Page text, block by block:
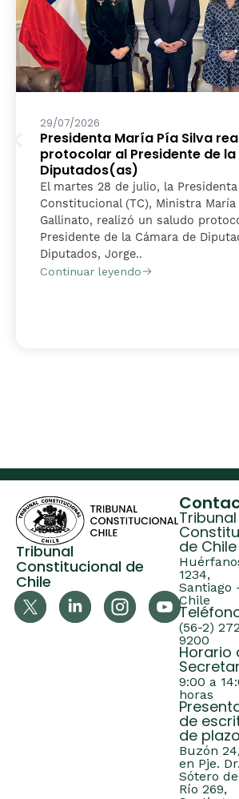
29/07/2026
Presidenta María Pía Silva
protocolar al Presidente de
Diputados(as)
El martes 28 de julio, la
Constitucional (TC), Ministra María
Gallinato, realizó un saludo
Presidente de la Cámara de
Diputados, Jorge..
Continuar leyendo
Tribunal
Constitucional de
Chile
Tribunal
de Chile
1234,
Santiago
Chile
(56-2)
9200
Horario
9:00 a
horas
de
de plazo
Buzón
en Pje. Dr.
Sótero
Río 269,